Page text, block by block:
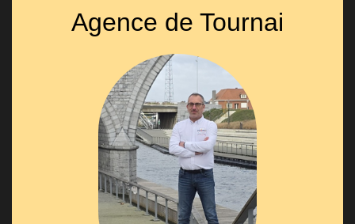
Agence de Tournai